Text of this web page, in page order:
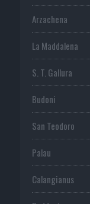
Arzachena
La Maddalena
S. T. Gallura
Budoni
San Teodoro
Palau
Calangianus